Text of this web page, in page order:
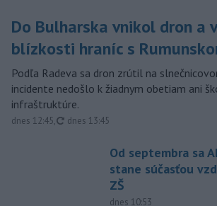
Do Bulharska vnikol dron a
blízkosti hraníc s
Podľa Radeva sa dron zrútil na
incidente nedošlo k žiadnym obetiam ani
infraštruktúre.
dnes 12:45, aktualizované
dnes 13:45
Od septembra sa
stane súčasťou
ZŠ
dnes 10:53